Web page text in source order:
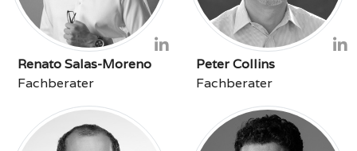
Renato Salas-Moreno
Fachberater
Peter Collins
Fachberater